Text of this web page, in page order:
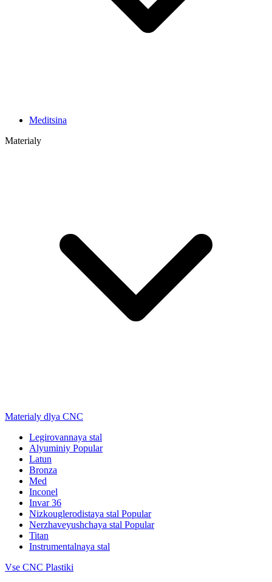
Meditsina
Materialy
Materialy dlya CNC
Legirovannaya stal
Alyuminiy Popular
Latun
Bronza
Med
Inconel
Invar 36
Nizkouglerodistaya stal Popular
Nerzhaveyushchaya stal Popular
Titan
Instrumentalnaya stal
Vse CNC Plastiki